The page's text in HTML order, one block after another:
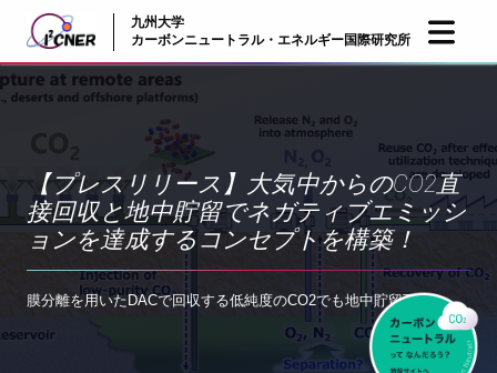
九州大学
カーボンニュートラル・エネルギー国際研究所
【プレスリリース】大気中からのCO2直
接回収と地中貯留でネガティブエミッシ
ョンを達成するコンセプトを構築！
膜分離を用いたDACで回収する低純度のCO2でも地中貯留可能に